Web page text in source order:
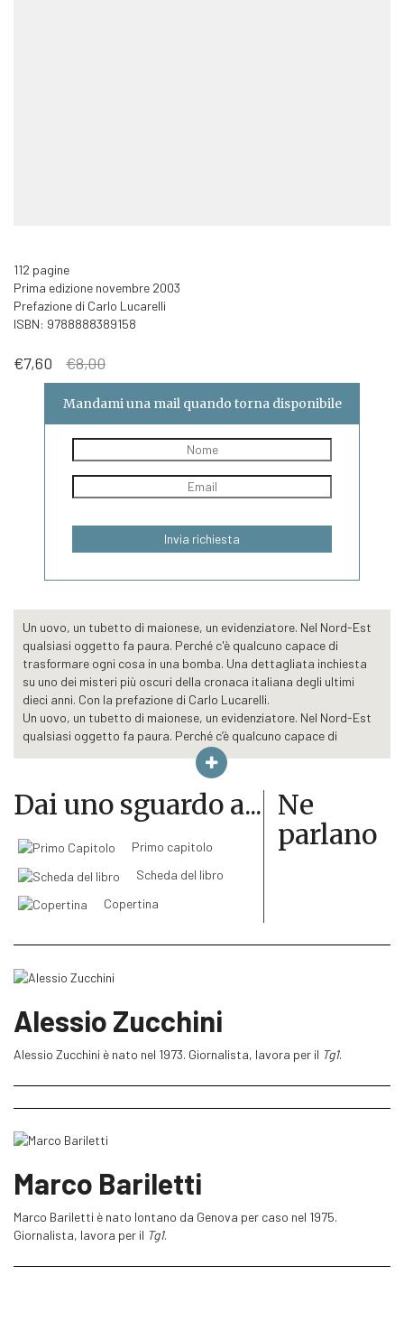
112 pagine
Prima edizione novembre 2003
Prefazione di Carlo Lucarelli
ISBN: 9788888389158
€8,00Il
prezzo
originale
era:
€8,00.
€7,60
Il
prezzo
attuale
è:
€7,60.
Mandami una mail quando torna disponibile
Un uovo, un tubetto di maionese, un evidenziatore. Nel Nord-Est
qualsiasi oggetto fa paura. Perché c'è qualcuno capace di
trasformare ogni cosa in una bomba. Una dettagliata inchiesta
su uno dei misteri più oscuri della cronaca italiana degli ultimi
dieci anni. Con la prefazione di Carlo Lucarelli.
Un uovo, un tubetto di maionese, un evidenziatore. Nel Nord-Est
qualsiasi oggetto fa paura. Perché c’è qualcuno capace di
trasformare ogni cosa in una bomba. Qualcuno che ha compiuto
venti attentati in nove anni. Senza lasciare traccia, senza
rivendicazioni, senza movente.
Con la meticolosità di un’inchiesta giornalistica e il ritmo di un
ricostruisce una vicenda criminale che è anche
uno dei misteri più oscuri della cronaca italiana degli ultimi dieci
Dai uno sguardo a...
Primo capitolo
Scheda del libro
Copertina
Ne
parlano
Alessio Zucchini
Alessio Zucchini è nato nel 1973. Giornalista, lavora per il Tg1.
Marco Bariletti
Marco Bariletti è nato lontano da Genova per caso nel 1975.
Giornalista, lavora per il Tg1.